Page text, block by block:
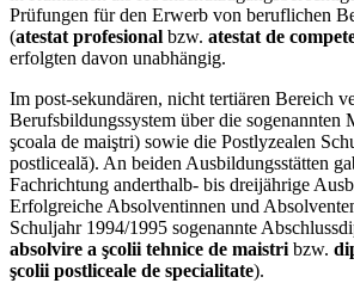
Prüfungen für den Erwerb von beruflichen
(atestat profesional bzw. atestat de
erfolgten davon unabhängig.
Im post-sekundären, nicht tertiären Bereich
Berufsbildungssystem über die sogenannten
şcoala de maiştri) sowie die Postlyzealen
postliceală). An beiden Ausbildungsstätten
Fachrichtung anderthalb- bis dreijährige
Erfolgreiche Absolventinnen und
Schuljahr 1994/1995 sogenannte
absolvire a şcolii tehnice de maistri bzw.
şcolii postliceale de specialitate).